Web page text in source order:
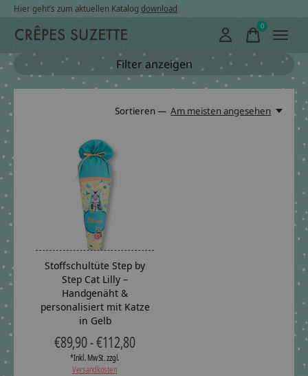
Hier geht’s zum aktuellen Katalog download
0items
Filter anzeigen
Sortieren — Am meisten angesehen
Stoffschultüte Step by
Step Cat Lilly –
Handgenäht &
personalisiert mit Katze
in Gelb
€89,90 - €112,80
*Inkl. MwSt. zzgl.
Versandkosten